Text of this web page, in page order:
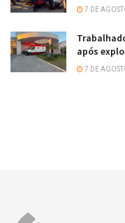
7 DE
após
7 DE